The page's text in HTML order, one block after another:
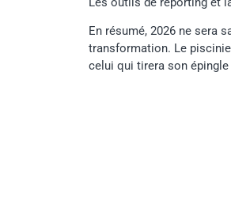
En résumé, 2026 ne sera
transformation. Le
celui qui tirera son épingle